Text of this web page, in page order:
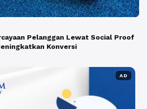
Pelanggan Lewat Social Proof
Konversi
AD